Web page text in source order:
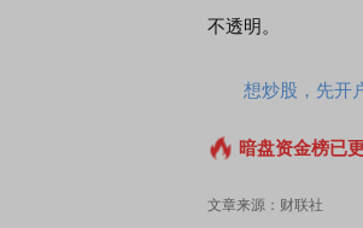
不透明。
想炒股，先开
暗盘资金榜已
文章来源：财联社